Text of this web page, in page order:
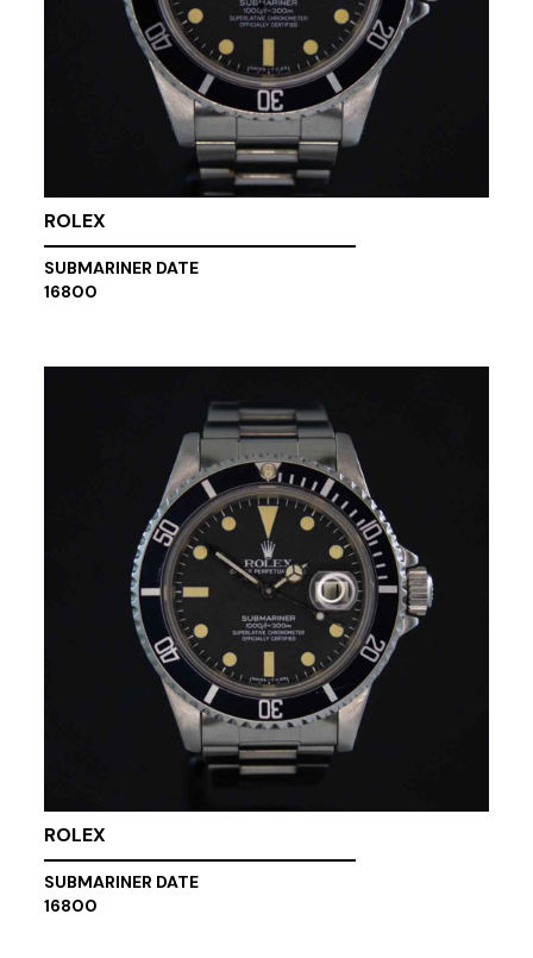
ROLEX
SUBMARINER DATE
16800
ROLEX
SUBMARINER DATE
16800